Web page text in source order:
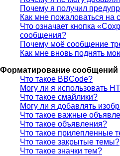
Почему я получил
Как мне пожаловаться на
Что означает кнопка
сообщения?
Почему моё сообщение
Как мне вновь поднять
Форматирование
Что такое BBCode?
Могу ли я использовать
Что такое смайлики?
Могу ли я добавлять
Что такое важные
Что такое объявления?
Что такое прилепленные
Что такое закрытые темы?
Что такое значки тем?